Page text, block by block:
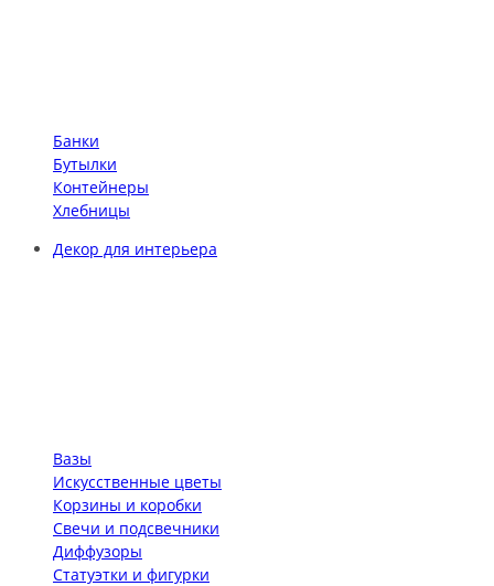
Банки
Бутылки
Контейнеры
Хлебницы
Декор для интерьера
Вазы
Искусственные цветы
Корзины и коробки
Свечи и подсвечники
Диффузоры
Статуэтки и фигурки